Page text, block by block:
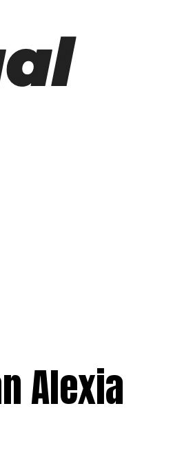
Alexia